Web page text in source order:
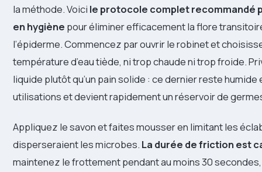
la méthode. Voici le protocole complet recommandé
en hygiène pour éliminer efficacement la flore
l’épiderme. Commencez par ouvrir le robinet et
température d’eau tiède, ni trop chaude ni trop froide.
liquide plutôt qu’un pain solide : ce dernier reste humide
utilisations et devient rapidement un réservoir de
Appliquez le savon et faites mousser en limitant les
disperseraient les microbes. La durée de friction est
maintenez le frottement pendant au moins 30